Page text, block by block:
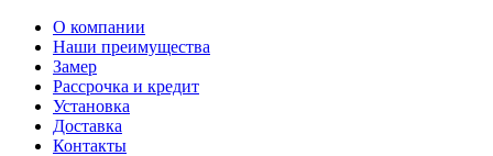
О компании
Наши преимущества
Замер
Рассрочка и кредит
Установка
Доставка
Контакты